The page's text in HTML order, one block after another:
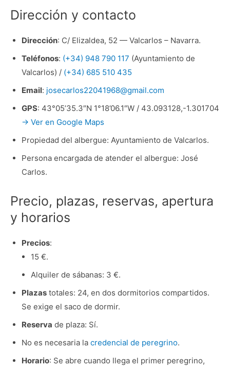
Dirección y contacto
Dirección: C/ Elizaldea, 52 — Valcarlos – Navarra.
Teléfonos: (+34) 948 790 117 (Ayuntamiento de
Valcarlos) / (+34) 685 510 435
Email: josecarlos22041968@gmail.com
GPS: 43°05’35.3″N 1°18’06.1″W / 43.093128,-1.301704
→ Ver en Google Maps
Propiedad del albergue: Ayuntamiento de Valcarlos.
Persona encargada de atender el albergue: José
Carlos.
Precio, plazas, reservas, apertura
y horarios
Precios:
15 €.
Alquiler de sábanas: 3 €.
Plazastotales: 24, en dos dormitorios compartidos.
Se exige el saco de dormir.
Reserva de plaza: Sí.
No es necesaria la credencial de peregrino.
Horario: Se abre cuando llega el primer peregrino,